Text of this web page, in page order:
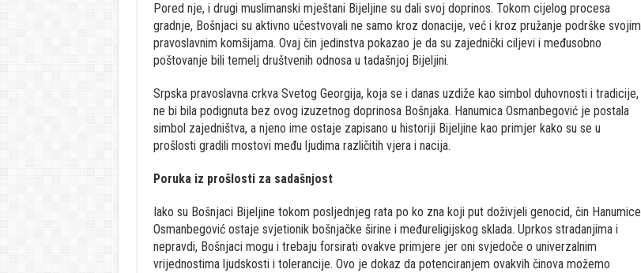
Pored nje, i drugi muslimanski mještani Bijeljine su dali svoj doprinos. Tokom cijelog procesa
gradnje, Bošnjaci su aktivno učestvovali ne samo kroz donacije, već i kroz pružanje podrške svojim
pravoslavnim komšijama. Ovaj čin jedinstva pokazao je da su zajednički ciljevi i međusobno
poštovanje bili temelj društvenih odnosa u tadašnjoj Bijeljini.
Srpska pravoslavna crkva Svetog Georgija, koja se i danas uzdiže kao simbol duhovnosti i tradicije,
ne bi bila podignuta bez ovog izuzetnog doprinosa Bošnjaka. Hanumica Osmanbegović je postala
simbol zajedništva, a njeno ime ostaje zapisano u historiji Bijeljine kao primjer kako su se u
prošlosti gradili mostovi među ljudima različitih vjera i nacija.
Poruka iz prošlosti za sadašnjost
Iako su Bošnjaci Bijeljine tokom posljednjeg rata po ko zna koji put doživjeli genocid, čin Hanumice
Osmanbegović ostaje svjetionik bošnjačke širine i međureligijskog sklada. Uprkos stradanjima i
nepravdi, Bošnjaci mogu i trebaju forsirati ovakve primjere jer oni svjedoče o univerzalnim
vrijednostima ljudskosti i tolerancije. Ovo je dokaz da potenciranjem ovakvih činova možemo